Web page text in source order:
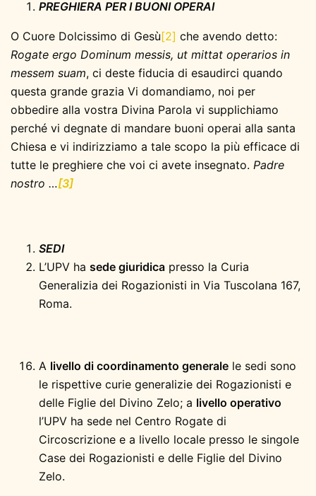
PREGHIERA PER I BUONI OPERAI
O Cuore Dolcissimo di Gesù[2] che avendo detto:
Rogate ergo Dominum messis, ut mittat operarios in
messem suam, ci deste fiducia di esaudirci quando
questa grande grazia Vi domandiamo, noi per
obbedire alla vostra Divina Parola vi supplichiamo
perché vi degnate di mandare buoni operai alla santa
Chiesa e vi indirizziamo a tale scopo la più efficace di
tutte le preghiere che voi ci avete insegnato. Padre
nostro …[3]
SEDI
L’UPV ha sede giuridica presso la Curia
Generalizia dei Rogazionisti in Via Tuscolana 167,
Roma.
A livello di coordinamento generale le sedi sono
le rispettive curie generalizie dei Rogazionisti e
delle Figlie del Divino Zelo; a livello operativo
l’UPV ha sede nel Centro Rogate di
Circoscrizione e a livello locale presso le singole
Case dei Rogazionisti e delle Figlie del Divino
Zelo.